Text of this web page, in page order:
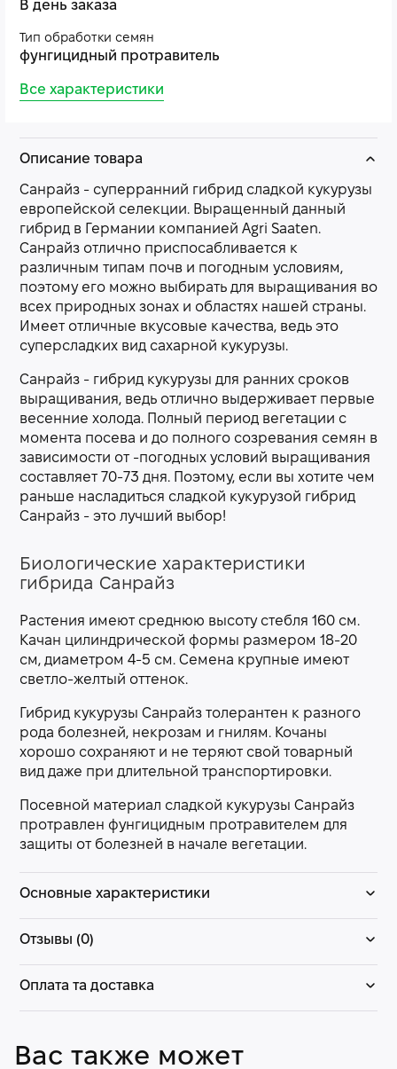
В день заказа
Тип обработки семян
фунгицидный протравитель
Все характеристики
Описание товара
Санрайз - суперранний гибрид сладкой кукурузы
европейской селекции. Выращенный данный
гибрид в Германии компанией Agri Saaten.
Санрайз отлично приспосабливается к
различным типам почв и погодным условиям,
поэтому его можно выбирать для выращивания во
всех природных зонах и областях нашей страны.
Имеет отличные вкусовые качества, ведь это
суперсладких вид сахарной кукурузы.
Санрайз - гибрид кукурузы для ранних сроков
выращивания, ведь отлично выдерживает первые
весенние холода. Полный период вегетации с
момента посева и до полного созревания семян в
зависимости от -погодных условий выращивания
составляет 70-73 дня. Поэтому, если вы хотите чем
раньше насладиться сладкой кукурузой гибрид
Санрайз - это лучший выбор!
Биологические характеристики
гибрида Санрайз
Растения имеют среднюю высоту стебля 160 см.
Качан цилиндрической формы размером 18-20
см, диаметром 4-5 см. Семена крупные имеют
светло-желтый оттенок.
Гибрид кукурузы Санрайз толерантен к разного
рода болезней, некрозам и гнилям. Кочаны
хорошо сохраняют и не теряют свой товарный
вид даже при длительной транспортировки.
Посевной материал сладкой кукурузы Санрайз
протравлен фунгицидным протравителем для
защиты от болезней в начале вегетации.
Основные характеристики
Отзывы (0)
Оплата та доставка
Вас также может